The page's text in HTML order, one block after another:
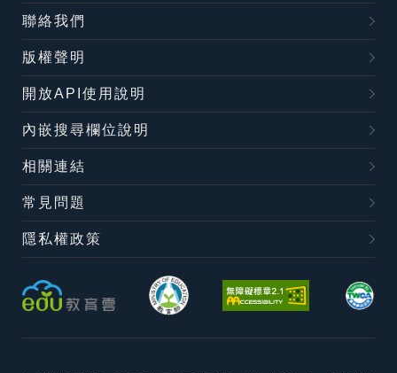
聯絡我們
版權聲明
開放API使用說明
內嵌搜尋欄位說明
相關連結
常見問題
隱私權政策